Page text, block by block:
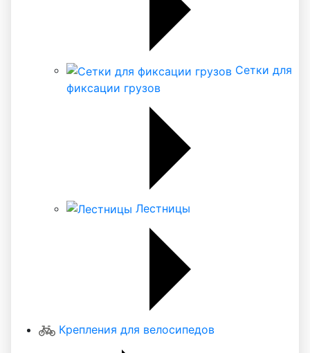
Сетки для
фиксации грузов
Лестницы
Крепления для велосипедов